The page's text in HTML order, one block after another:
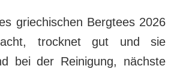
griechischen Bergtees 2026
trocknet gut und sie
bei der Reinigung, nächste